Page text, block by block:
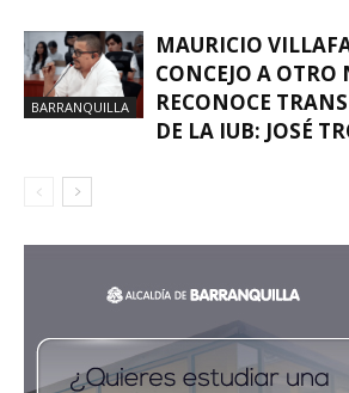
BARRANQUILLA
MAURICIO
CONCEJO A OTRO
RECONOCE
DE LA IUB: JOSÉ